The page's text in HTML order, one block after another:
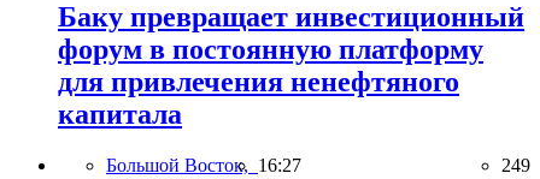
Баку превращает инвестиционный
форум в постоянную платформу
для привлечения ненефтяного
капитала
Большой Восток, 16:27 249